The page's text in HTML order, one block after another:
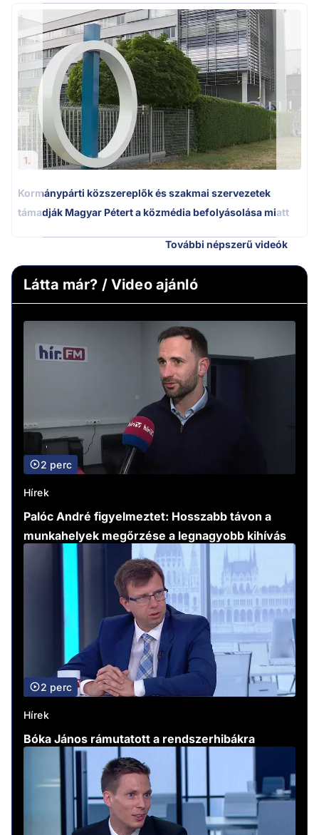
1.
Kormánypárti közszereplők és szakmai szervezetek
támadják Magyar Pétert a közmédia befolyásolása miatt
További népszerű videók
Látta már? / Video ajánló
2 perc
Hírek
Palóc André figyelmeztet: Hosszabb távon a
munkahelyek megőrzése a legnagyobb kihívás
2 perc
Hírek
Bóka János rámutatott a rendszerhibákra